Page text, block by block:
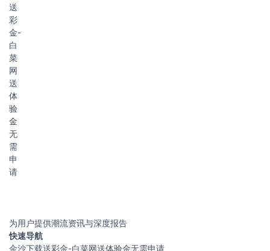
送
彩
金-
白
菜
网
送
体
验
金
无
需
申
请
为用户提供潮流资讯与深度报告
快速导航
金沙下载送彩金-白菜网送体验金无需申请